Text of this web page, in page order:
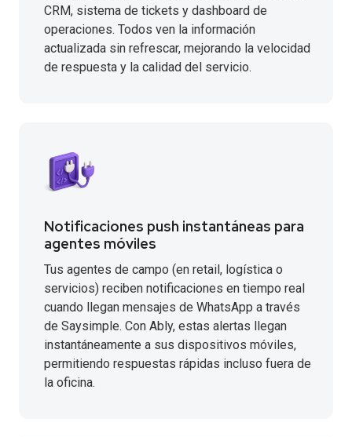
CRM, sistema de tickets y dashboard de
operaciones. Todos ven la información
actualizada sin refrescar, mejorando la velocidad
de respuesta y la calidad del servicio.
Notificaciones push instantáneas para
agentes móviles
Tus agentes de campo (en retail, logística o
servicios) reciben notificaciones en tiempo real
cuando llegan mensajes de WhatsApp a través
de Saysimple. Con Ably, estas alertas llegan
instantáneamente a sus dispositivos móviles,
permitiendo respuestas rápidas incluso fuera de
la oficina.